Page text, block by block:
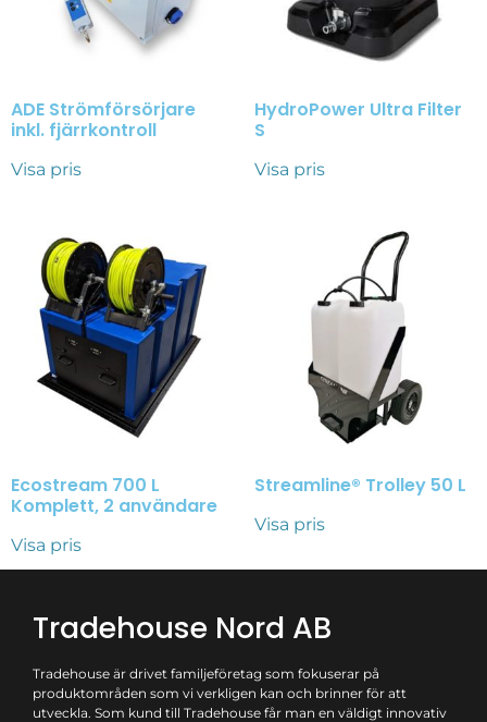
ADE Strömförsörjare
inkl. fjärrkontroll
Visa pris
HydroPower Ultra Filter
S
Visa pris
Ecostream 700 L
Komplett, 2 användare
Visa pris
Streamline® Trolley 50 L
Visa pris
Tradehouse Nord AB
Tradehouse är drivet familjeföretag som fokuserar på
produktområden som vi verkligen kan och brinner för att
utveckla. Som kund till Tradehouse får man en väldigt innovativ